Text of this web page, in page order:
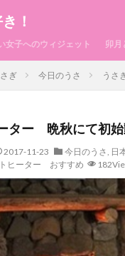
！
女子へのウィジェット 卯月
ぎ 今日のうさ うさ
ター 晩秋にて初
2017-11-23 今日のうさ, 日
ヒーター おすすめ